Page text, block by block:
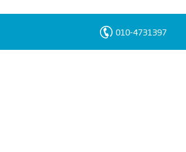
010-4731397